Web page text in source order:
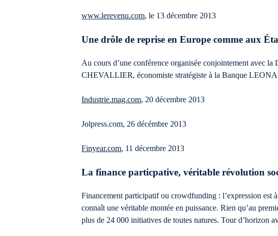
www.lerevenu.com, le 13 décembre 2013
Une drôle de reprise en Europe comme aux
Au cours d’une conférence organisée conjointement avec
CHEVALLIER, économiste stratégiste à la Banque
Industrie.mag.com, 20 décembre 2013
Jolpress.com, 26 décémbre 2013
Finyear.com, 11 décembre 2013
La finance particpative, véritable révolution
Financement participatif ou crowdfunding : l’expression est
connaît une véritable montée en puissance. Rien qu’au
plus de 24 000 initiatives de toutes natures. Tour d’horizon